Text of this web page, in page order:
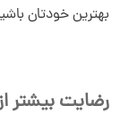
بهترین خودتان
رضایت بیشتر